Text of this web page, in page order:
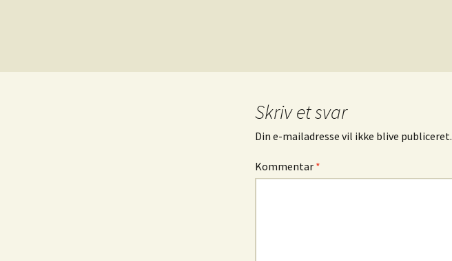
Skriv et svar
Din e-mailadresse vil ikke blive publiceret.
Kommentar *